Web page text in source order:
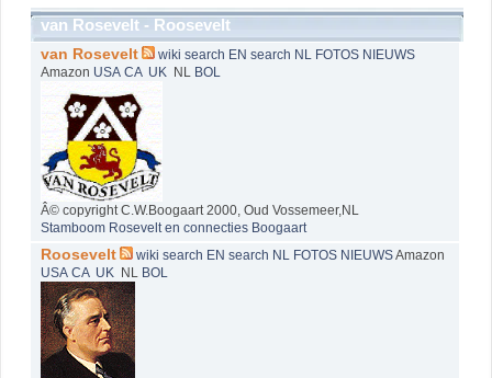
van Rosevelt - Roosevelt
van Rosevelt wiki search EN search NL FOTOS NIEUWS
Amazon USA CA UK NL BOL
Â© copyright C.W.Boogaart 2000, Oud Vossemeer,NL
Stamboom Rosevelt en connecties Boogaart
Roosevelt wiki search EN search NL FOTOS NIEUWSAmazon
USA CA UK NL BOL